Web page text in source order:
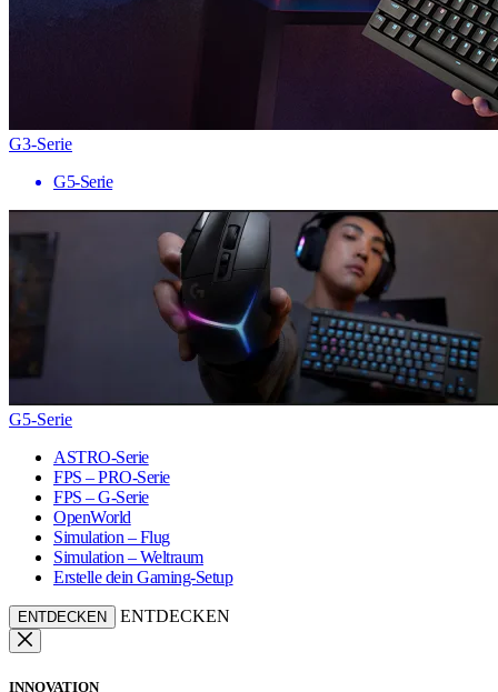
G3-Serie
G5-Serie
G5-Serie
ASTRO-Serie
FPS – PRO-Serie
FPS – G-Serie
OpenWorld
Simulation – Flug
Simulation – Weltraum
Erstelle dein Gaming-Setup
ENTDECKEN ENTDECKEN
INNOVATION